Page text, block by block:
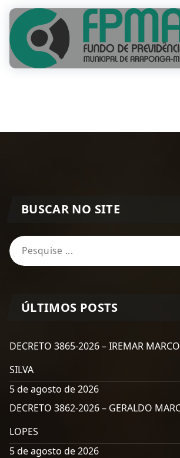
BUSCAR NO SITE
Pesquisa
por:
ÚLTIMOS POSTS
DECRETO 3865-2026 – IREMAR
SILVA
5 de agosto de 2026
DECRETO 3862-2026 – GERALDO
LOPES
5 de agosto de 2026